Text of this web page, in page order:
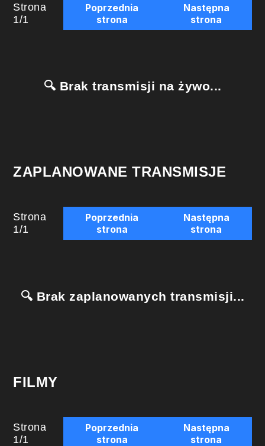
Strona
1/1
Poprzednia
strona
Następna
strona
🔍 Brak transmisji na żywo...
ZAPLANOWANE TRANSMISJE
Strona
1/1
Poprzednia
strona
Następna
strona
🔍 Brak zaplanowanych transmisji...
FILMY
Strona
1/1
Poprzednia
strona
Następna
strona